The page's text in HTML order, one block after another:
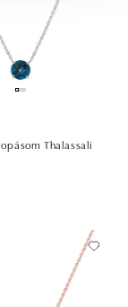
Thalassali